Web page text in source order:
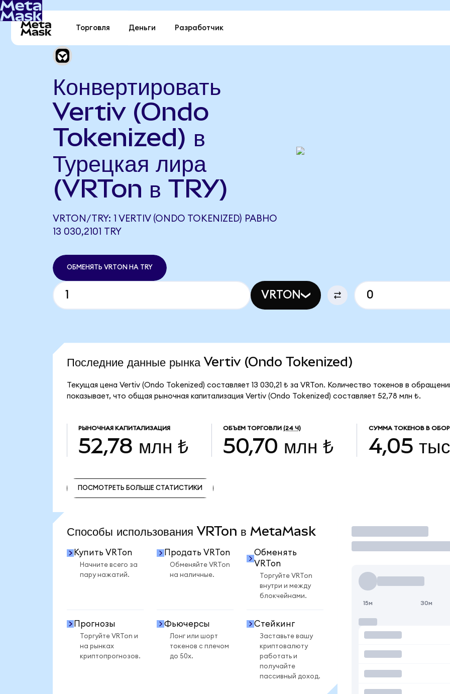
Торговля Деньги Разработчик
Конвертировать
Vertiv (Ondo
Tokenized) в
Турецкая лира
(VRTon в TRY)
VRTON/TRY: 1 VERTIV (ONDO TOKENIZED) РАВНО
13 030,2101 TRY
ОБМЕНЯТЬ VRTON НА TRY
VRTON
Последние данные рынка Vertiv (Ondo Tokenized)
Текущая цена Vertiv (Ondo Tokenized) составляет 13 030,21 ₺ за VRTon. Количество токенов в
показывает, что общая рыночная капитализация Vertiv (Ondo Tokenized) составляет 52,78 млн ₺.
РЫНОЧНАЯ КАПИТАЛИЗАЦИЯ
52,78 млн ₺
ОБЪЕМ ТОРГОВЛИ (24 Ч)
50,70 млн ₺
СУММА ТОКЕНОВ В
4,05
ПОСМОТРЕТЬ БОЛЬШЕ СТАТИСТИКИ
Способы использования VRTon в MetaMask
Купить VRTon
Начните всего за
пару нажатий.
Продать VRTon
Обменяйте VRTon
на наличные.
Обменять
VRTon
Торгуйте VRTon
внутри и между
блокчейнами.
Прогнозы
Торгуйте VRTon и
на рынках
криптопрогнозов.
Фьючерсы
Лонг или шорт
токенов с плечом
до 50x.
Стейкинг
Заставьте вашу
криптовалюту
работать и
получайте
пассивный доход.
Торговать
15м 30м